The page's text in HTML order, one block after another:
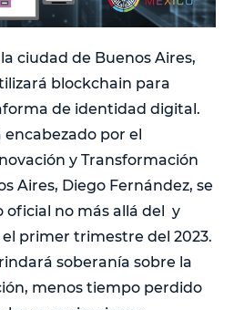
ciudad de Buenos Aires,
blockchain para
de identidad digital.
encabezado por el
y Transformación
Aires, Diego Fernández, se
oficial no más allá del y
primer trimestre del 2023.
soberanía sobre la
menos tiempo perdido